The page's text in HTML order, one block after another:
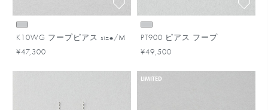
K10WG フープピアス size/M
¥47,300
PT900 ピアス フープ
¥49,500
LIMITED